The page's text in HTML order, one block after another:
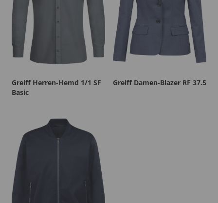
Greiff Herren-Hemd 1/1 SF
Basic
Greiff Damen-Blazer RF 37.5